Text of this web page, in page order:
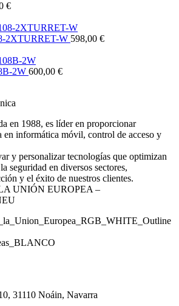
€
2XTURRET-W 598,00 €
2W 600,00 €
en 1988, es líder en proporcionar
en informática móvil, control de acceso y
y personalizar tecnologías que optimizan
seguridad en diversos sectores,
y el éxito de nuestros clientes.
UNIÓN EUROPEA –
31110 Noáin, Navarra